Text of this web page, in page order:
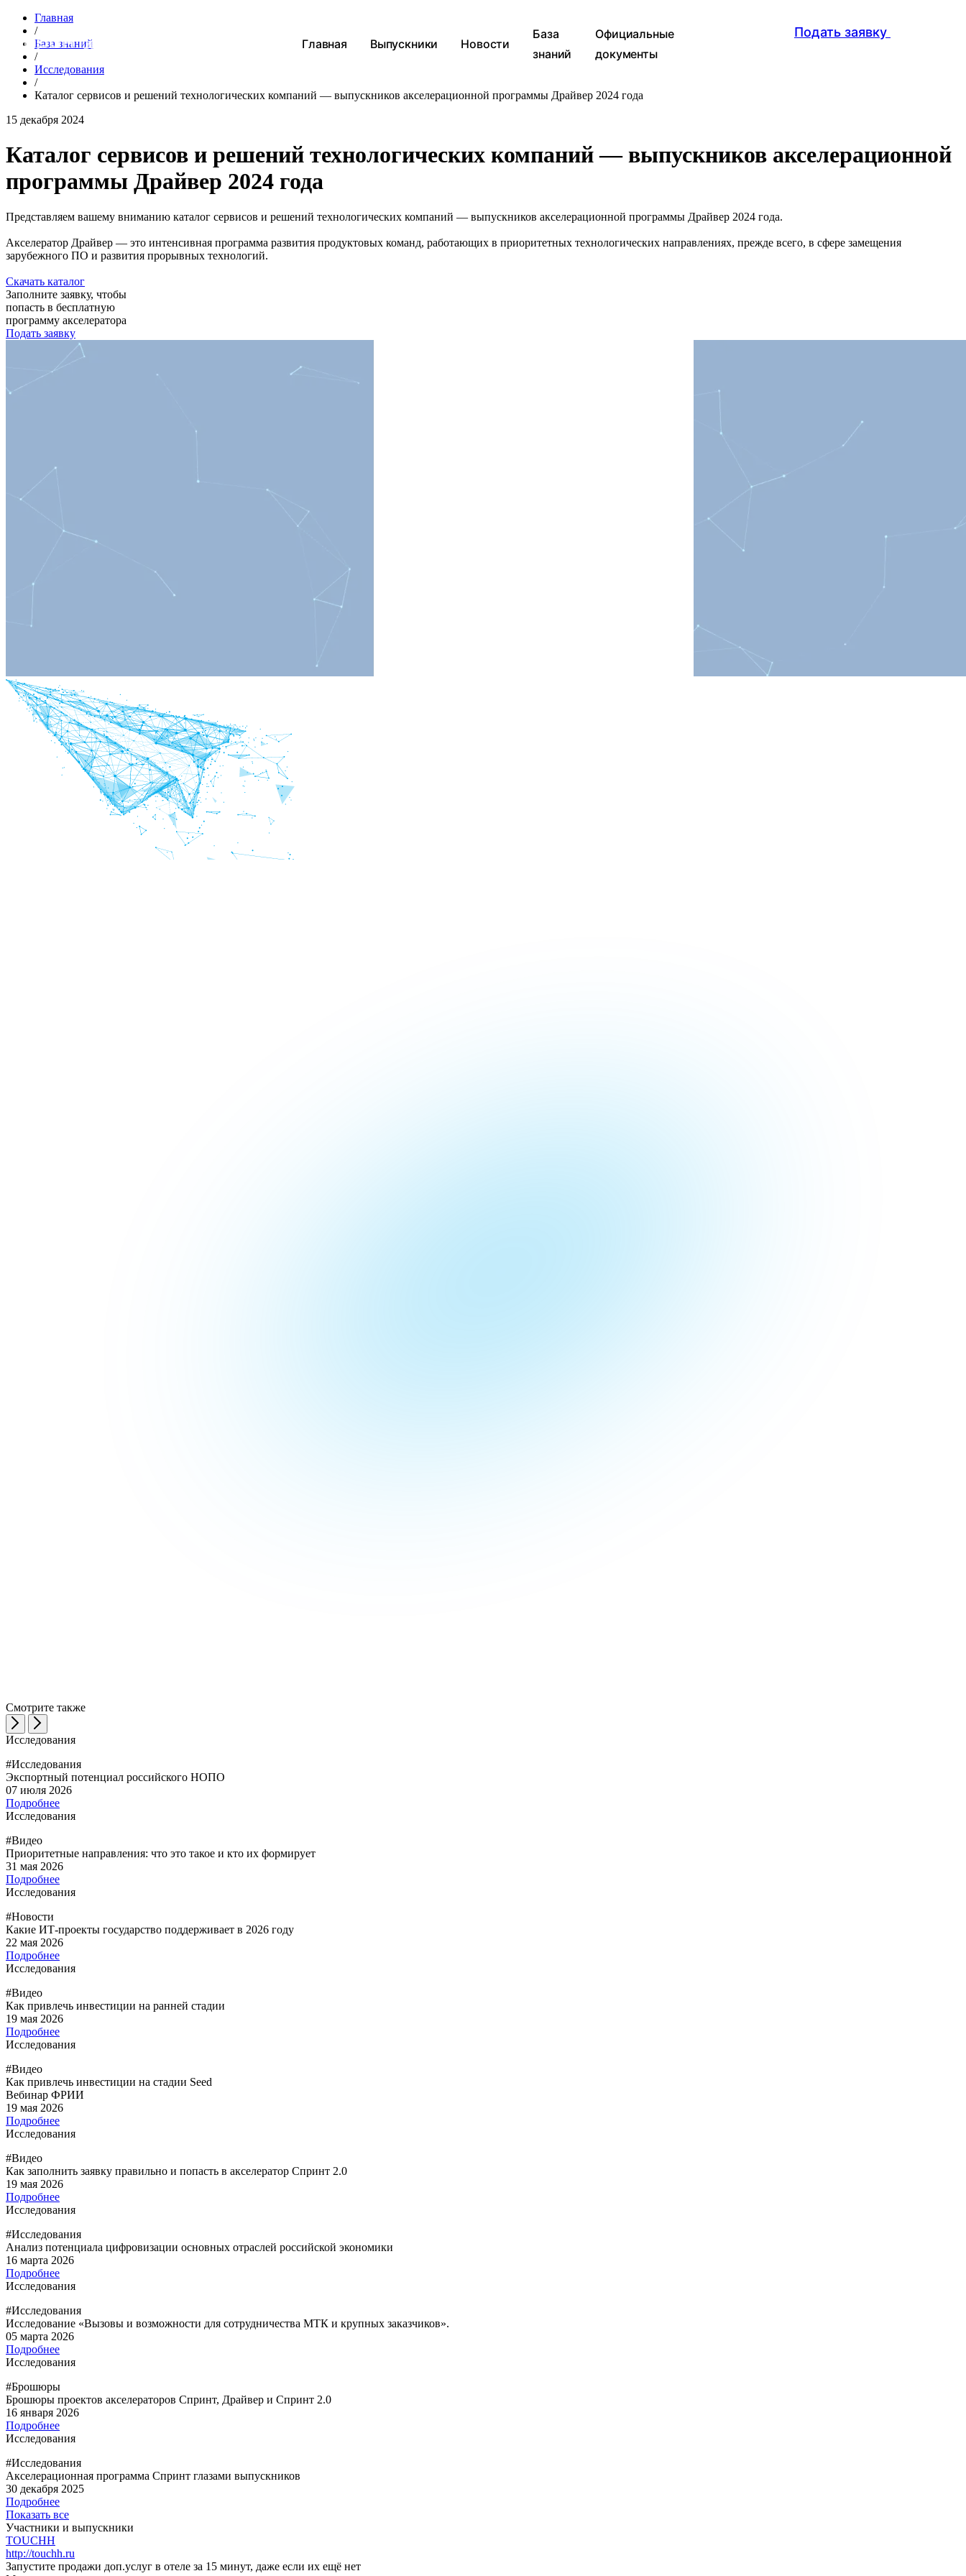
Главная Выпускники Новости
База
знаний
Официальные
документы
Подать заявку
Главная
/
База знаний
/
Исследования
/
Каталог сервисов и решений технологических компаний — выпускников акселерационной программы Драйвер 2024 года
15 декабря 2024
Каталог сервисов и решений технологических компаний — выпускников акселерационной
программы Драйвер 2024 года
Представляем вашему вниманию каталог сервисов и решений технологических компаний — выпускников акселерационной программы Драйвер 2024 года.
Акселератор Драйвер — это интенсивная программа развития продуктовых команд, работающих в приоритетных технологических направлениях, прежде всего, в сфере замещения
зарубежного ПО и развития прорывных технологий.
Скачать каталог
Заполните заявку, чтобы
попасть в бесплатную
программу акселератора
Подать заявку
Смотрите также
Исследования
#Исследования
Экспортный потенциал российского НОПО
07 июля 2026
Подробнее
Исследования
#Видео
Приоритетные направления: что это такое и кто их формирует
31 мая 2026
Подробнее
Исследования
#Новости
Какие ИТ-проекты государство поддерживает в 2026 году
22 мая 2026
Подробнее
Исследования
#Видео
Как привлечь инвестиции на ранней стадии
19 мая 2026
Подробнее
Исследования
#Видео
Как привлечь инвестиции на стадии Seed
Вебинар ФРИИ
19 мая 2026
Подробнее
Исследования
#Видео
Как заполнить заявку правильно и попасть в акселератор Спринт 2.0
19 мая 2026
Подробнее
Исследования
#Исследования
Анализ потенциала цифровизации основных отраслей российской экономики
16 марта 2026
Подробнее
Исследования
#Исследования
Исследование «Вызовы и возможности для сотрудничества МТК и крупных заказчиков».
05 марта 2026
Подробнее
Исследования
#Брошюры
Брошюры проектов акселераторов Спринт, Драйвер и Спринт 2.0
16 января 2026
Подробнее
Исследования
#Исследования
Акселерационная программа Спринт глазами выпускников
30 декабря 2025
Подробнее
Показать все
Участники и выпускники
TOUCHH
http://touchh.ru
Запустите продажи доп.услуг в отеле за 15 минут, даже если их ещё нет